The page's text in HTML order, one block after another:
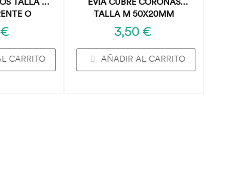
O
CARRITO
TALLA M 50X20MM
Precio
3,50 €
AÑADIR AL CARRITO